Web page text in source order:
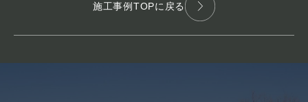
施工事例TOPに戻る